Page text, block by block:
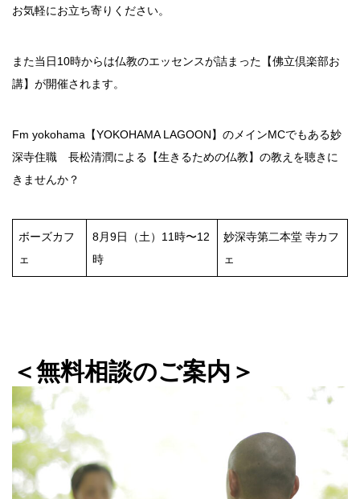
お気軽にお立ち寄りください。
また当日10時からは仏教のエッセンスが詰まった【佛立倶楽部お
講】が開催されます。
Fm yokohama【YOKOHAMA LAGOON】のメインMCでもある妙
深寺住職 長松清潤による【生きるための仏教】の教えを聴きに
きませんか？
ボーズカフ
ェ
8月9日（土）11時〜12
時
妙深寺第二本堂 寺カフ
ェ
＜無料相談のご案内＞